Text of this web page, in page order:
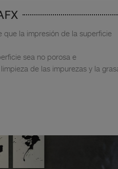
que la impresión de la superficie
sea no porosa e
de las impurezas y la